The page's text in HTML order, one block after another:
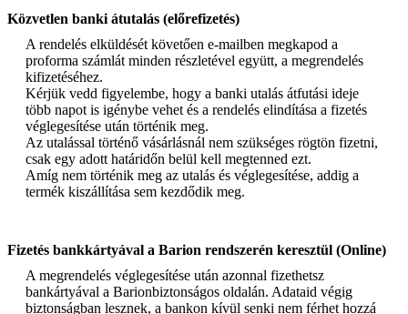
Közvetlen banki átutalás (előrefizetés)
A rendelés elküldését követően e-mailben megkapod a
proforma számlát minden részletével együtt, a megrendelés
kifizetéséhez.
Kérjük vedd figyelembe, hogy a banki utalás átfutási ideje
több napot is igénybe vehet és a rendelés elindítása a fizetés
véglegesítése után történik meg.
Az utalással történő vásárlásnál nem szükséges rögtön fizetni,
csak egy adott határidőn belül kell megtenned ezt.
Amíg nem történik meg az utalás és véglegesítése, addig a
termék kiszállítása sem kezdődik meg.
Fizetés bankkártyával a Barion rendszerén keresztül (Online)
A megrendelés véglegesítése után azonnal fizethetsz
bankártyával a Barionbiztonságos oldalán. Adataid végig
biztonságban lesznek, a bankon kívül senki nem férhet hozzá